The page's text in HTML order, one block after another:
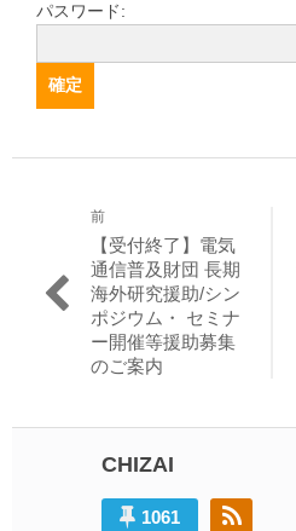
パスワード:
ナ
前
過
去
の
投
稿:
【受付終了】電気
通信普及財団 長期
海外研究援助/シン
ポジウム・ セミナ
ー開催等援助募集
のご案内
CHIZAI
1061